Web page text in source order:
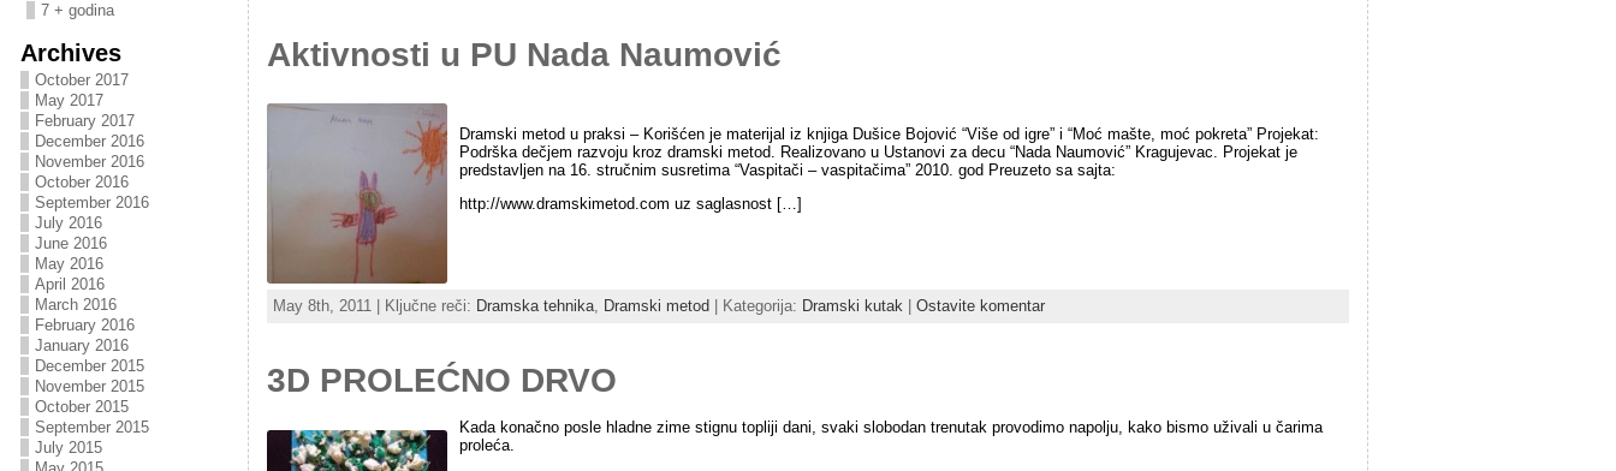
7 + godina
Archives
October 2017
May 2017
February 2017
December 2016
November 2016
October 2016
September 2016
July 2016
June 2016
May 2016
April 2016
March 2016
February 2016
January 2016
December 2015
November 2015
October 2015
September 2015
July 2015
Aktivnosti u PU Nada Naumović
Dramski metod u praksi – Korišćen je materijal iz knjiga Dušice Bojović “Više od igre” i “Moć mašte, moć pokreta” Projekat:
Podrška dečjem razvoju kroz dramski metod. Realizovano u Ustanovi za decu “Nada Naumović” Kragujevac. Projekat je
predstavljen na 16. stručnim susretima “Vaspitači – vaspitačima” 2010. god Preuzeto sa sajta:
http://www.dramskimetod.com uz saglasnost […]
May 8th, 2011 | Ključne reči: Dramska tehnika, Dramski metod | Kategorija: Dramski kutak| Ostavite komentar
3D PROLEĆNO DRVO
Kada konačno posle hladne zime stignu topliji dani, svaki slobodan trenutak provodimo napolju, kako bismo uživali u čarima
proleća.